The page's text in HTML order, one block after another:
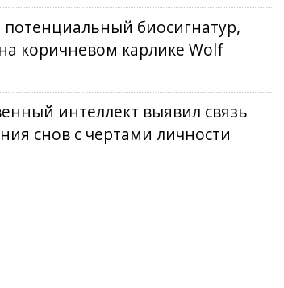
биосигнатур,
коричневом карлике Wolf
интеллект выявил связь
снов с чертами личности